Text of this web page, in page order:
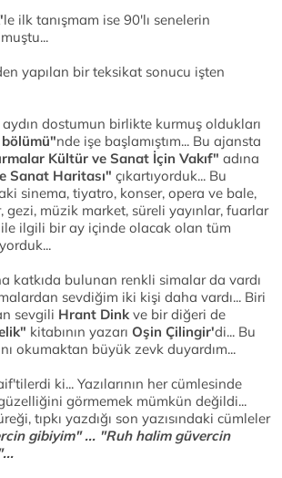
le ilk tanışmam ise 90'lı senelerin
yapılan bir teksikat sonucu işten
dostumun birlikte kurmuş oldukları
bölümü"nde işe başlamıştım... Bu ajansta
Kültür ve Sanat İçin Vakıf" adına
Sanat Haritası" çıkartıyorduk... Bu
sinema, tiyatro, konser, opera ve bale,
gezi, müzik market, süreli yayınlar, fuarlar
ilgili bir ay içinde olacak olan tüm
katkıda bulunan renkli simalar da vardı
sevdiğim iki kişi daha vardı... Biri
sevgili Hrant Dinkve bir diğeri de
kitabının yazarı Oşin Çilingir'di... Bu
okumaktan büyük zevk duyardım...
ki... Yazılarının her cümlesinde
görmemek mümkün değildi...
tıpkı yazdığı son yazısındaki cümleler
gibiyim" ... "Ruh halim güvercin